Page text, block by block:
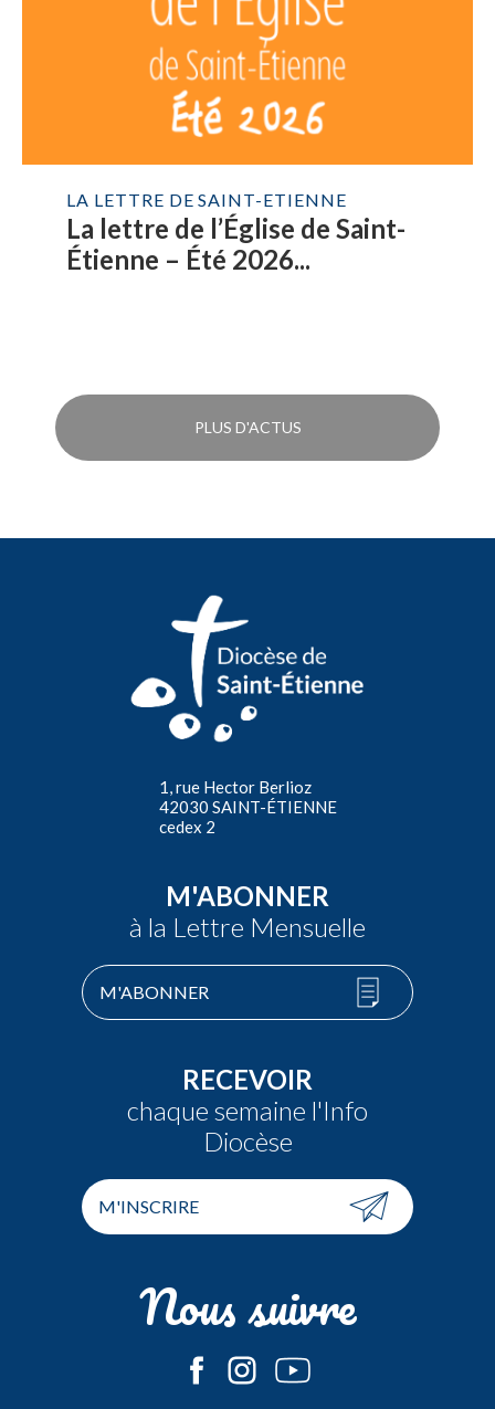
LA LETTRE DE SAINT-ETIENNE
La lettre de l’Église de Saint-
Étienne – Été 2026...
PLUS D'ACTUS
1, rue Hector Berlioz
42030 SAINT-ÉTIENNE
cedex 2
M'ABONNER
à la Lettre Mensuelle
M'ABONNER
RECEVOIR
chaque semaine l'Info
Diocèse
M'INSCRIRE
Nous suivre